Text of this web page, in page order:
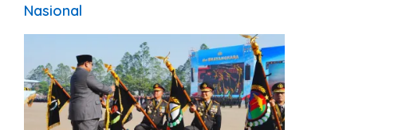
Nasional